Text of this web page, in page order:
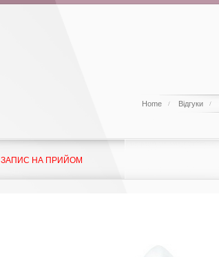
Home Відгуки
ЗАПИС НА ПРИЙОМ